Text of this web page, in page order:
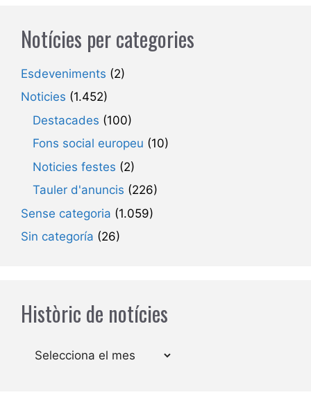
Notícies per categories
Esdeveniments (2)
Noticies (1.452)
Destacades (100)
Fons social europeu (10)
Noticies festes (2)
Tauler d'anuncis (226)
Sense categoria (1.059)
Sin categoría (26)
Històric de notícies
Arxius